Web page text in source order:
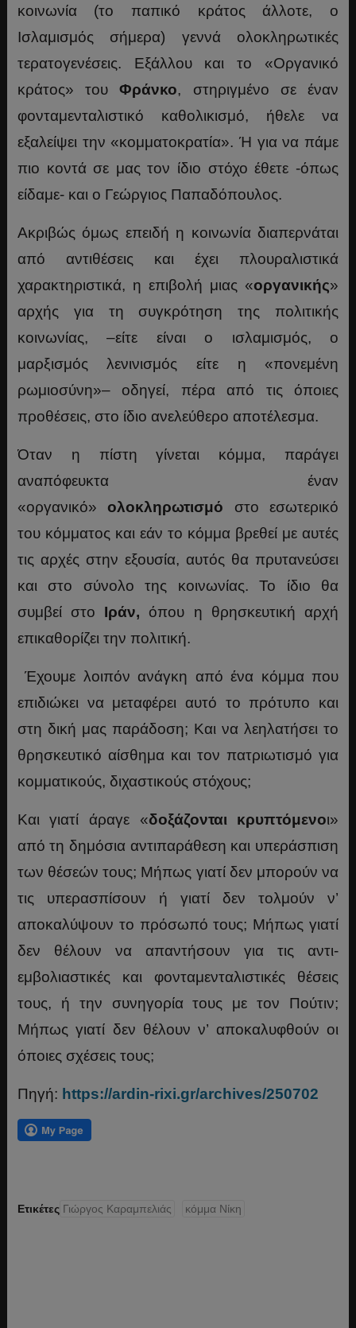
κοινωνία (το παπικό κράτος άλλοτε, ο
Ισλαμισμός σήμερα) γεννά ολοκληρωτικές
τερατογενέσεις. Εξάλλου και το «Οργανικό
κράτος» τουΦράνκο, στηριγμένο σε έναν
φονταμενταλιστικό καθολικισμό, ήθελε να
εξαλείψει την «κομματοκρατία». Ή για να πάμε
πιο κοντά σε μας τον ίδιο στόχο έθετε -όπως
είδαμε- και ο Γεώργιος Παπαδόπουλος.
Ακριβώς όμως επειδή η κοινωνία διαπερνάται
από αντιθέσεις και έχει πλουραλιστικά
χαρακτηριστικά, η επιβολή μιας «οργανικής»
αρχής για τη συγκρότηση της πολιτικής
κοινωνίας, –είτε είναι ο ισλαμισμός, ο
μαρξισμός λενινισμός είτε η «πονεμένη
ρωμιοσύνη»– οδηγεί, πέρα από τις όποιες
προθέσεις, στο ίδιο ανελεύθερο αποτέλεσμα.
Όταν η πίστη γίνεται κόμμα, παράγει
αναπόφευκτα έναν
«οργανικό»ολοκληρωτισμό στο εσωτερικό
του κόμματος και εάν το κόμμα βρεθεί με αυτές
τις αρχές στην εξουσία, αυτός θα πρυτανεύσει
και στο σύνολο της κοινωνίας. Το ίδιο θα
συμβεί στο Ιράν, όπου η θρησκευτική αρχή
επικαθορίζει την πολιτική.
Έχουμε λοιπόν ανάγκη από ένα κόμμα που
επιδιώκει να μεταφέρει αυτό το πρότυπο και
στη δική μας παράδοση; Και να λεηλατήσει το
θρησκευτικό αίσθημα και τον πατριωτισμό για
κομματικούς, διχαστικούς στόχους;
Και γιατί άραγε «δοξάζονται κρυπτόμενοι»
από τη δημόσια αντιπαράθεση και υπεράσπιση
των θέσεών τους; Μήπως γιατί δεν μπορούν να
τις υπερασπίσουν ή γιατί δεν τολμούν ν’
αποκαλύψουν το πρόσωπό τους; Μήπως γιατί
δεν θέλουν να απαντήσουν για τις αντι-
εμβολιαστικές και φονταμενταλιστικές θέσεις
τους, ή την συνηγορία τους με τον Πούτιν;
Μήπως γιατί δεν θέλουν ν’ αποκαλυφθούν οι
όποιες σχέσεις τους;
Πηγή: https://ardin-rixi.gr/archives/250702
Ετικέτες Γιώργος Καραμπελιάς κόμμα Νίκη